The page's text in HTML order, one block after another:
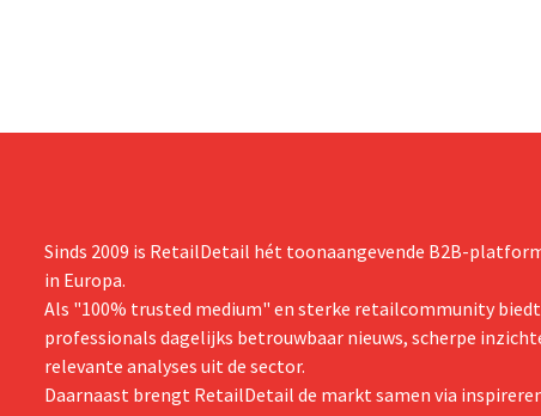
Sinds 2009 is RetailDetail hét toonaangevende B2B-
in Europa.
Als "100% trusted medium" en sterke retailcommunity
professionals dagelijks betrouwbaar nieuws, scherpe
relevante analyses uit de sector.
Daarnaast brengt RetailDetail de markt samen via